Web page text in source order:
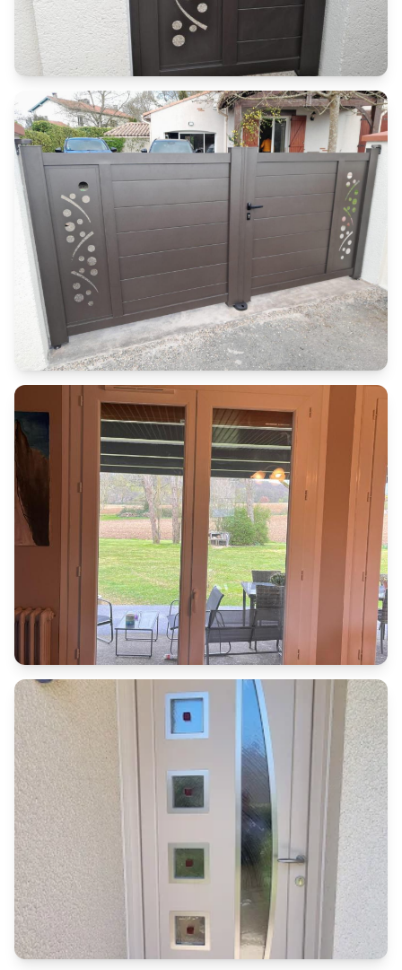
Portails
Portillon aluminium avec motifs
décoratifs
Portails
Portail coulissant avec portillon intégré
Portes-fenêtres
Porte-fenêtre en bois avec volets
roulants